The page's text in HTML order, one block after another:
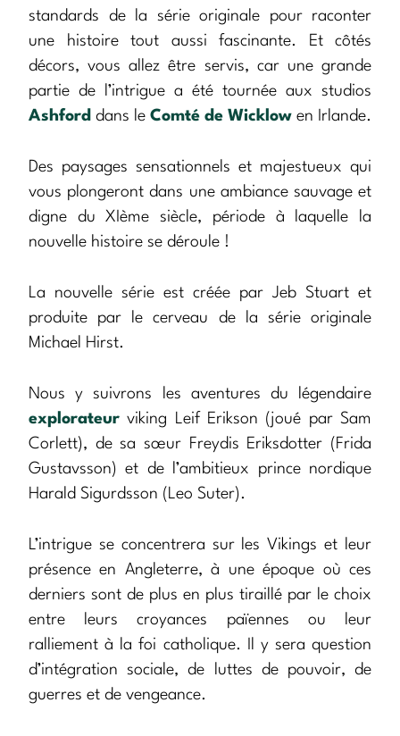
standards de la série originale pour raconter
une histoire tout aussi fascinante. Et côtés
décors, vous allez être servis, car une grande
partie de l’intrigue a été tournée aux studios
Ashford dans le Comté de Wicklow en Irlande.
Des paysages sensationnels et majestueux qui
vous plongeront dans une ambiance sauvage et
digne du XIème siècle, période à laquelle la
nouvelle histoire se déroule !
La nouvelle série est créée par Jeb Stuart et
produite par le cerveau de la série originale
Michael Hirst.
Nous y suivrons les aventures du légendaire
explorateur viking Leif Erikson (joué par Sam
Corlett), de sa sœur Freydis Eriksdotter (Frida
Gustavsson) et de l’ambitieux prince nordique
Harald Sigurdsson (Leo Suter).
L’intrigue se concentrera sur les Vikings et leur
présence en Angleterre, à une époque où ces
derniers sont de plus en plus tiraillé par le choix
entre leurs croyances païennes ou leur
ralliement à la foi catholique. Il y sera question
d’intégration sociale, de luttes de pouvoir, de
guerres et de vengeance.